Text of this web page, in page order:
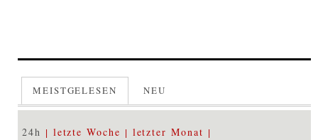
MEISTGELESEN NEU
24h letzte Woche letzter Monat